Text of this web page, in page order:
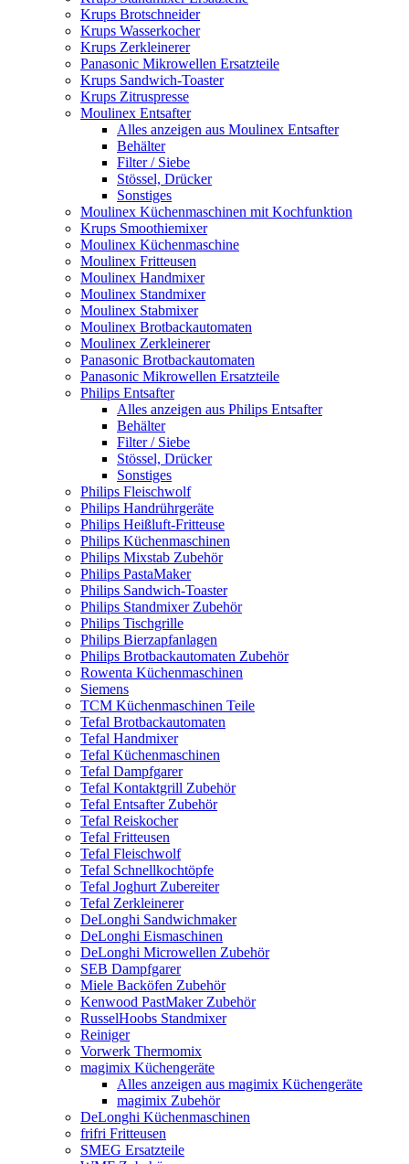
Krups Brotschneider
Krups Wasserkocher
Krups Zerkleinerer
Panasonic Mikrowellen Ersatzteile
Krups Sandwich-Toaster
Krups Zitruspresse
Moulinex Entsafter
Alles anzeigen aus Moulinex Entsafter
Behälter
Filter / Siebe
Stössel, Drücker
Sonstiges
Moulinex Küchenmaschinen mit Kochfunktion
Krups Smoothiemixer
Moulinex Küchenmaschine
Moulinex Fritteusen
Moulinex Handmixer
Moulinex Standmixer
Moulinex Stabmixer
Moulinex Brotbackautomaten
Moulinex Zerkleinerer
Panasonic Brotbackautomaten
Panasonic Mikrowellen Ersatzteile
Philips Entsafter
Alles anzeigen aus Philips Entsafter
Behälter
Filter / Siebe
Stössel, Drücker
Sonstiges
Philips Fleischwolf
Philips Handrührgeräte
Philips Heißluft-Fritteuse
Philips Küchenmaschinen
Philips Mixstab Zubehör
Philips PastaMaker
Philips Sandwich-Toaster
Philips Standmixer Zubehör
Philips Tischgrille
Philips Bierzapfanlagen
Philips Brotbackautomaten Zubehör
Rowenta Küchenmaschinen
Siemens
TCM Küchenmaschinen Teile
Tefal Brotbackautomaten
Tefal Handmixer
Tefal Küchenmaschinen
Tefal Dampfgarer
Tefal Kontaktgrill Zubehör
Tefal Entsafter Zubehör
Tefal Reiskocher
Tefal Fritteusen
Tefal Fleischwolf
Tefal Schnellkochtöpfe
Tefal Joghurt Zubereiter
Tefal Zerkleinerer
DeLonghi Sandwichmaker
DeLonghi Eismaschinen
DeLonghi Microwellen Zubehör
SEB Dampfgarer
Miele Backöfen Zubehör
Kenwood PastMaker Zubehör
RusselHoobs Standmixer
Reiniger
Vorwerk Thermomix
magimix Küchengeräte
Alles anzeigen aus magimix Küchengeräte
magimix Zubehör
DeLonghi Küchenmaschinen
frifri Fritteusen
SMEG Ersatzteile